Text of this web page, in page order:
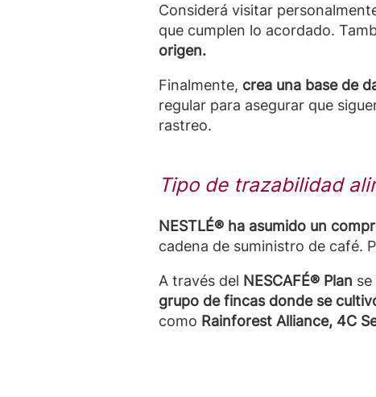
Considerá visitar
que cumplen lo acordado.
origen.
Finalmente, crea una base de
regular para asegurar que
rastreo.
Tipo de trazabilidad
NESTLÉ® ha asumido un
cadena de suministro de café.
A través del NESCAFÉ® Plan
grupo de fincas donde se
como Rainforest Alliance, 4C